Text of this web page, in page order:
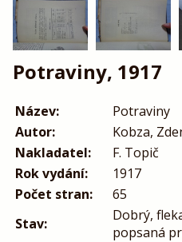
Potraviny, 1917
Název:
Potraviny
Autor:
Kobza,
Nakladatel:
F. Topič
Rok vydání:
1917
Počet stran:
65
Stav:
Dobrý,
popsaná